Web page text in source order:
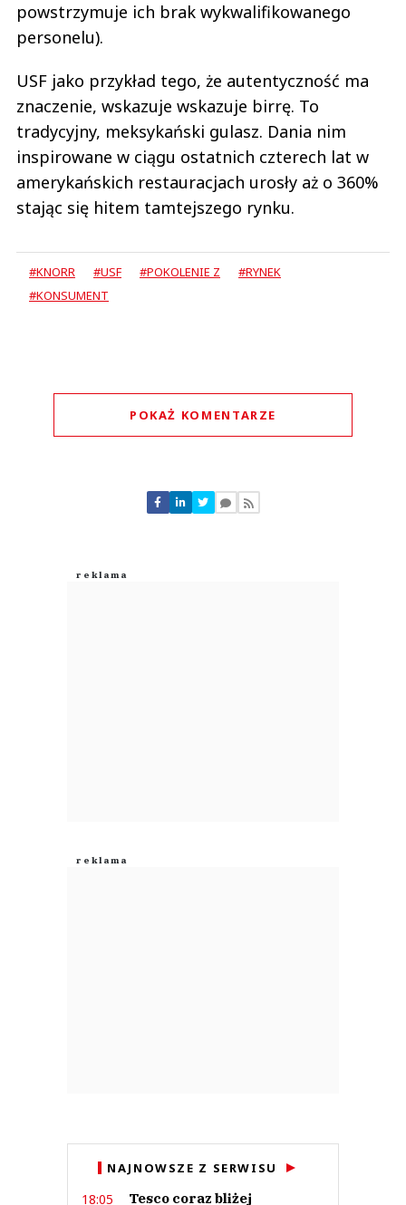
powstrzymuje ich brak wykwalifikowanego
personelu).
USF jako przykład tego, że autentyczność ma
znaczenie, wskazuje wskazuje birrę. To
tradycyjny, meksykański gulasz. Dania nim
inspirowane w ciągu ostatnich czterech lat w
amerykańskich restauracjach urosły aż o 360%
stając się hitem tamtejszego rynku.
#KNORR #USF #POKOLENIE Z
#RYNEK
#KONSUMENT
POKAŻ KOMENTARZE
Nie znaleziono komentarzy
Zostaw swoje komentarze
NAJNOWSZE Z SERWISU
18:05 Tesco coraz bliżej